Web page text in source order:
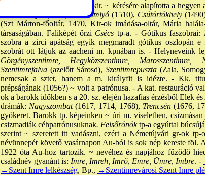
az ereklyét ajándékba. Így a kir. ~ kérésére alapította a
Bélakorompa(1516),Csíksomlyó (1510), Csütörtökhely
(Szt Márton-főoltár, 1470, Kir-ok imádása-oltár, Mária
társaságában. Faliképét őrzi Csécs tp-a. - Gótikus faszobrai:
szobra a zirci apátság egyik megmaradt gótikus
szobrát ott látjuk az aacheni m. kpnában is. - Helyneveink
Görgényszentimre, Hegyközszentimre, Marosszentimre,
Szentimrefalva (azelőtt Sárosd), Szentimrepuszta (Zala,
nemcsak a sztet, hanem a m. királyfit is idézte. - Kk.
prépságának (1056?) ~ volt a patrónusa. - A kat. restauráció
ok a barokk időkben s a 20. sz. elején hazafias érzésből Elek
drámák: Nagyszombat(1617, 1714, 1768), Trencsén(1676,
gyökeret. Barokk tp. képeinken ~ úri m. viseletben,
csizmadiák céhpatrónusuknak. Felsőrönöktp-a egyúttal
szerint ~ szeretett itt vadászni, ezért a Németújvári gr-ok
névünnepét követő vasárnapon Au-ból is sok nép kereste föl.
1922 óta Au-hoz tartozik. ~ nevéhez és napjához fűződő
családnév gyanánt is: Imre, Imreh, Imrő, Emre, Ümre, Imbre. -
→Szent Imre lelkészség, Bp., →Szentimrevárosi Szent Imre